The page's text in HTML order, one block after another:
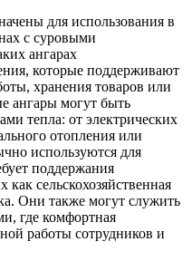
для использования в
с суровыми
ангарах
которые поддерживают
хранения товаров или
ангары могут быть
тепла: от электрических
отопления или
используются для
поддержания
сельскохозяйственная
Они также могут служить
где комфортная
работы сотрудников и